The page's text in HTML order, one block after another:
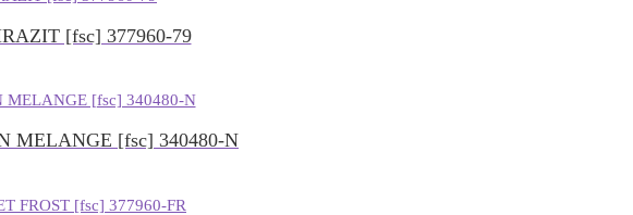
[fsc] 377960-79
MELANGE [fsc] 340480-N